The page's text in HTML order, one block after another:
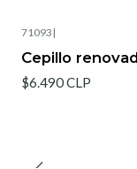
71093 |
Cepillo
$6.490 CLP